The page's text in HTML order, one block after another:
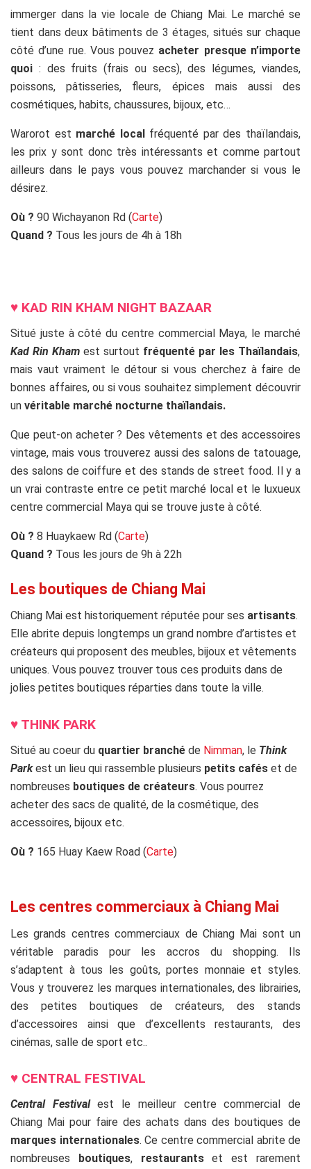
immerger dans la vie locale de Chiang Mai. Le marché se
tient dans deux bâtiments de 3 étages, situés sur chaque
côté d’une rue. Vous pouvez acheter presque n’importe
quoi : des fruits (frais ou secs), des légumes, viandes,
poissons, pâtisseries, fleurs, épices mais aussi des
cosmétiques, habits, chaussures, bijoux, etc…
Warorot est marché localfréquenté par des thaïlandais,
les prix y sont donc très intéressants et comme partout
ailleurs dans le pays vous pouvez marchander si vous le
désirez.
Où ? 90 Wichayanon Rd (Carte)
Quand ? Tous les jours de 4h à 18h
♥ KAD RIN KHAM NIGHT BAZAAR
Situé juste à côté du centre commercial Maya, le marché
Kad Rin Kham est surtout fréquenté par les Thaïlandais,
mais vaut vraiment le détour si vous cherchez à faire de
bonnes affaires, ou si vous souhaitez simplement découvrir
un véritable marché nocturne thaïlandais.
Que peut-on acheter ? Des vêtements et des accessoires
vintage, mais vous trouverez aussi des salons de tatouage,
des salons de coiffure et des stands de street food. Il y a
un vrai contraste entre ce petit marché local et le luxueux
centre commercial Maya qui se trouve juste à côté.
Où ? 8 Huaykaew Rd (Carte)
Quand ? Tous les jours de 9h à 22h
Les boutiques de Chiang Mai
Chiang Mai est historiquement réputée pour ses artisants.
Elle abrite depuis longtemps un grand nombre d’artistes et
créateurs qui proposent des meubles, bijoux et vêtements
uniques. Vous pouvez trouver tous ces produits dans de
jolies petites boutiques réparties dans toute la ville.
♥ THINK PARK
Situé au coeur du quartier branché de Nimman, le Think
Parkest un lieu qui rassemble plusieurs petits cafés et de
nombreuses boutiques de créateurs. Vous pourrez
acheter des sacs de qualité, de la cosmétique, des
accessoires, bijoux etc.
Où ? 165 Huay Kaew Road (Carte)
Les centres commerciaux à Chiang Mai
Les grands centres commerciaux de Chiang Mai sont un
véritable paradis pour les accros du shopping. Ils
s’adaptent à tous les goûts, portes monnaie et styles.
Vous y trouverez les marques internationales, des librairies,
des petites boutiques de créateurs, des stands
d’accessoires ainsi que d’excellents restaurants, des
cinémas, salle de sport etc..
♥ CENTRAL FESTIVAL
Central Festivalest le meilleur centre commercial de
Chiang Mai pour faire des achats dans des boutiques de
marques internationales. Ce centre commercial abrite de
nombreuses boutiques, restaurantset est rarement